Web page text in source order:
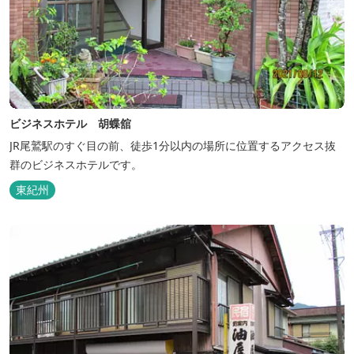
ビジネスホテル 胡蝶舘
JR尾鷲駅のすぐ目の前、徒歩1分以内の場所に位置するアクセス抜
群のビジネスホテルです。
東紀州